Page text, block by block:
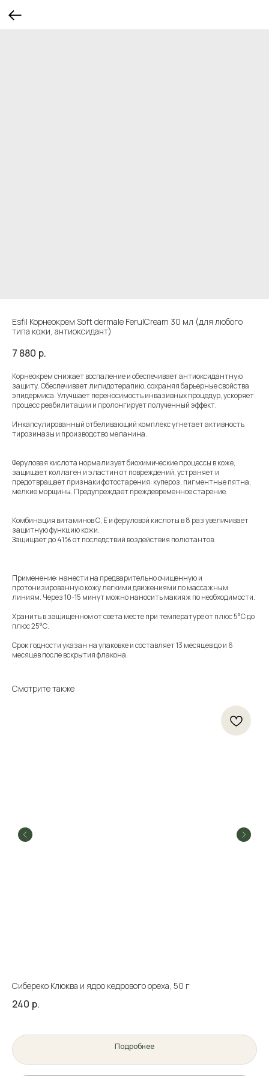
Esfil Корнеокрем Soft dermale FerulCream 30 мл (для любого
типа кожи, антиоксидант)
7 880 р.
Корнеокрем снижает воспаление и обеспечивает антиоксидантную
защиту. Обеспечивает липидотерапию, сохраняя барьерные свойства
эпидермиса. Улучшает переносимость инвазивных процедур, ускоряет
процесс реабилитации и пролонгирует полученный эффект.
Инкапсулированный отбеливающий комплекс угнетает активность
тирозиназы и производство меланина.
Феруловая кислота нормализует биохимические процессы в коже,
защищает коллаген и эластин от повреждений, устраняет и
предотвращает признаки фотостарения: купероз, пигментные пятна,
мелкие морщины. Предупреждает преждевременное старение.
Комбинация витаминов С, Е и феруловой кислоты в 8 раз увеличивает
защитную функцию кожи.
Защищает до 41% от последствий воздействия полютантов.
Применение: нанести на предварительно очищенную и
протонизированную кожу легкими движениями по массажным
линиям. Через 10-15 минут можно наносить макияж по необходимости.
Хранить в защищенном от света месте при температуре от плюс 5°С до
плюс 25°С.
Срок годности указан на упаковке и составляет 13 месяцев до и 6
месяцев после вскрытия флакона.
Смотрите также
Сибереко Клюква и ядро кедрового ореха, 50 г
240 р.
Подробнее